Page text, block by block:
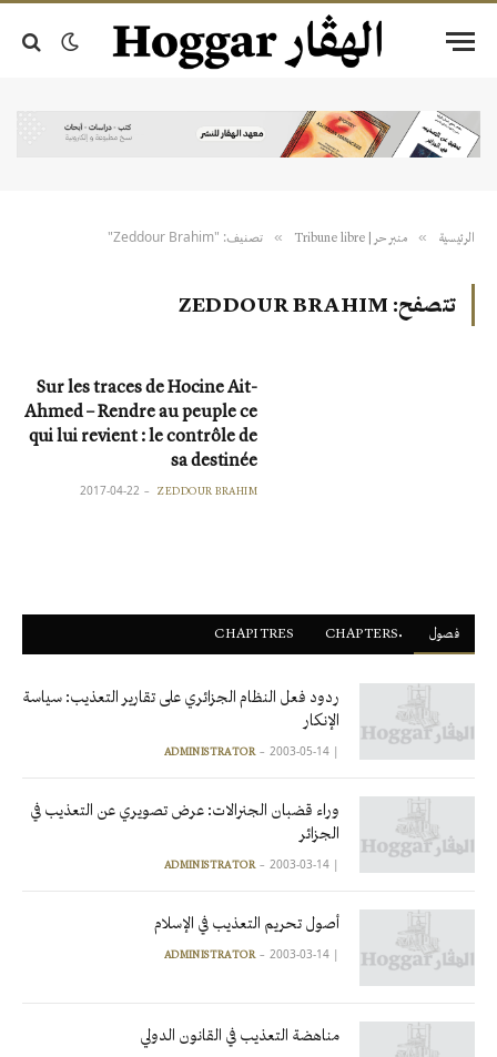
الرئيسية » منبر حر | Tribune libre » تصنيف: "Zeddour Brahim"
تتصفح: ZEDDOUR BRAHIM
Sur les traces de Hocine Ait-
Ahmed – Rendre au peuple ce
qui lui revient : le contrôle de
sa destinée
ZEDDOUR BRAHIM
2017-04-22
فصول CHAPITRES
ردود فعل النظام الجزائري على تقارير التعذيب: سياسة
الإنكار
|
ADMINISTRATOR 2003-05-14
وراء قضبان الجنرالات: عرض تصويري عن التعذيب في
الجزائر
|
ADMINISTRATOR 2003-03-14
أصول تحريم التعذيب في الإسلام
|
ADMINISTRATOR 2003-03-14
مناهضة التعذيب في القانون الدولي